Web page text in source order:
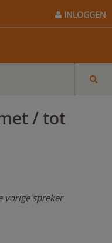
INLOGGEN
/ tot
vorige spreker